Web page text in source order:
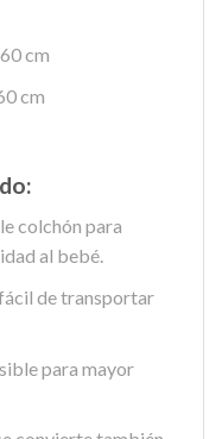
cm
cm
colchón para
al bebé.
de transportar
para mayor